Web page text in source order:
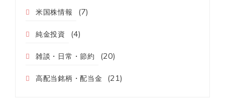
米国株情報 (7)
純金投資 (4)
雑談・日常・節約 (20)
高配当銘柄・配当金 (21)